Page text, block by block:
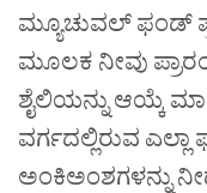
ಮ್ಯೂಚುವಲ್ ಫಂಡ್
ಮೂಲಕ ನೀವು
ಶೈಲಿಯನ್ನು ಆಯ್ಕೆ
ವರ್ಗದಲ್ಲಿರುವ
ಅಂಕಿಅಂಶಗಳನ್ನು